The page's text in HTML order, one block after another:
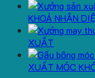
KHOÁ NHẬN
XUẤT
XUẤT MÓC